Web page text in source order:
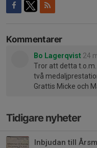
Kommentarer
Bo Lagerqvist 24
Tror att detta
två
Grattis Micke och
Tidigare nyheter
Inbjudan till